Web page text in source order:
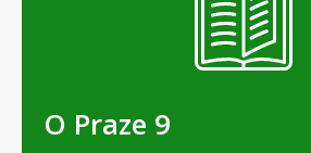
O Praze 9